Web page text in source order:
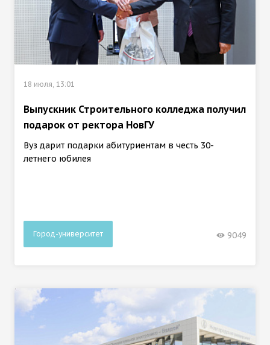
18 июля, 13:01
Выпускник Строительного колледжа получил
подарок от ректора НовГУ
Вуз дарит подарки абитуриентам в честь 30-
летнего юбилея
Город-университет 9049